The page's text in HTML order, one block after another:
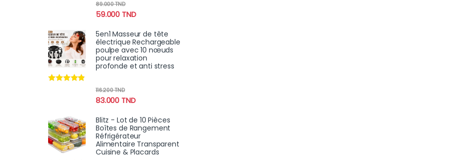
59.000 TND
89.000TND
5en1 Masseur de tête
électrique Rechargeable
poulpe avec 10 nœuds
pour relaxation
profonde et anti stress
83.000 TND
116.200TND
Blitz - Lot de 10 Pièces
Boîtes de Rangement
Réfrigérateur
Alimentaire Transparent
Cuisine & Placards